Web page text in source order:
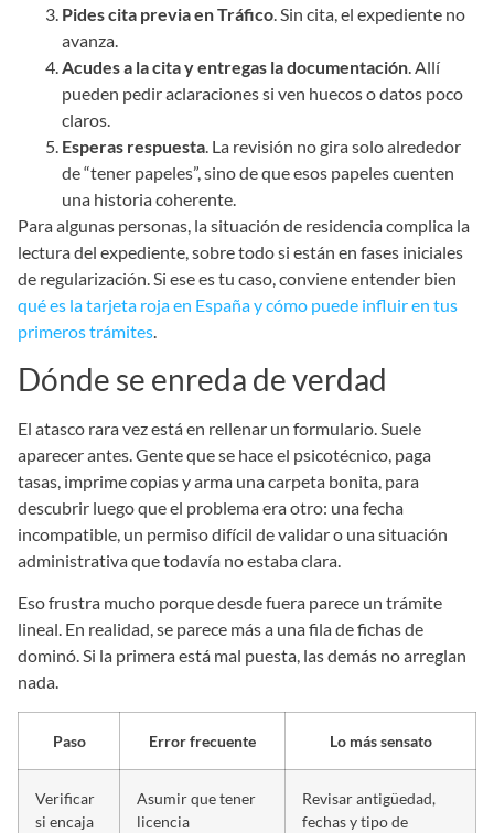
Pides cita previa en Tráfico. Sin cita, el expediente no
avanza.
Acudes a la cita y entregas la documentación. Allí
pueden pedir aclaraciones si ven huecos o datos poco
claros.
Esperas respuesta. La revisión no gira solo alrededor
de “tener papeles”, sino de que esos papeles cuenten
una historia coherente.
Para algunas personas, la situación de residencia complica la
lectura del expediente, sobre todo si están en fases iniciales
de regularización. Si ese es tu caso, conviene entender bien
qué es la tarjeta roja en España y cómo puede influir en tus
primeros trámites.
Dónde se enreda de verdad
El atasco rara vez está en rellenar un formulario. Suele
aparecer antes. Gente que se hace el psicotécnico, paga
tasas, imprime copias y arma una carpeta bonita, para
descubrir luego que el problema era otro: una fecha
incompatible, un permiso difícil de validar o una situación
administrativa que todavía no estaba clara.
Eso frustra mucho porque desde fuera parece un trámite
lineal. En realidad, se parece más a una fila de fichas de
dominó. Si la primera está mal puesta, las demás no arreglan
nada.
Paso Error frecuente Lo más sensato
Verificar
si encaja
Asumir que tener
licencia
Revisar antigüedad,
fechas y tipo de